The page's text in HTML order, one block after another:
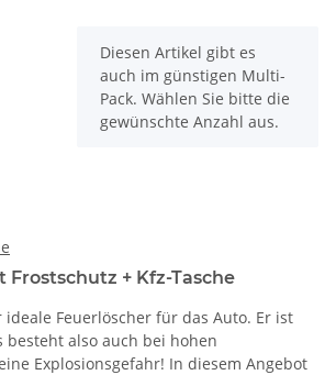
x
Diesen Artikel gibt es
auch im günstigen Multi-
Pack. Wählen Sie bitte die
gewünschte Anzahl aus.
+ Kfz-Tasche
Feuerlöscher für das Auto. Er ist
besteht also auch bei hohen
Explosionsgefahr! In diesem Angebot